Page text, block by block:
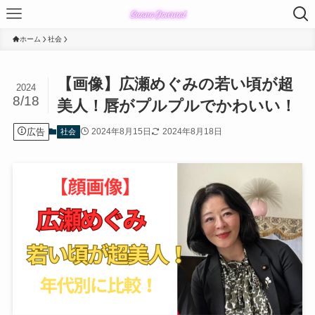
ホーム 社会
【画像】広瀬めぐみの若い頃が超
美人！唇がプルプルでかわいい！
2024
8/18
広告 社会 2024年8月15日 2024年8月18日